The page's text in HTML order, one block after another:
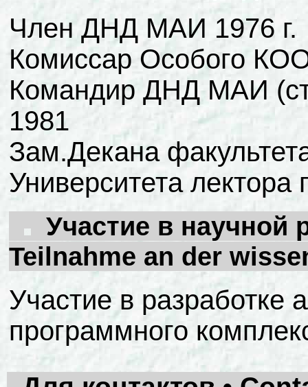
Член ДНД МАИ 1976 г.
Комиссар Особого
Командир ДНД МАИ
1981
Зам.Декана
Университета
Участие в научной
Teilnahme an der
Участие в
программного